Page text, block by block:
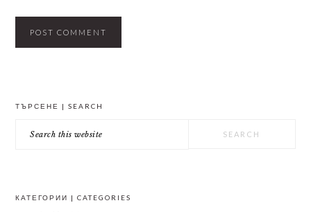
ТЪРСЕНЕ | SEARCH
this
КАТЕГОРИИ | CATEGORIES